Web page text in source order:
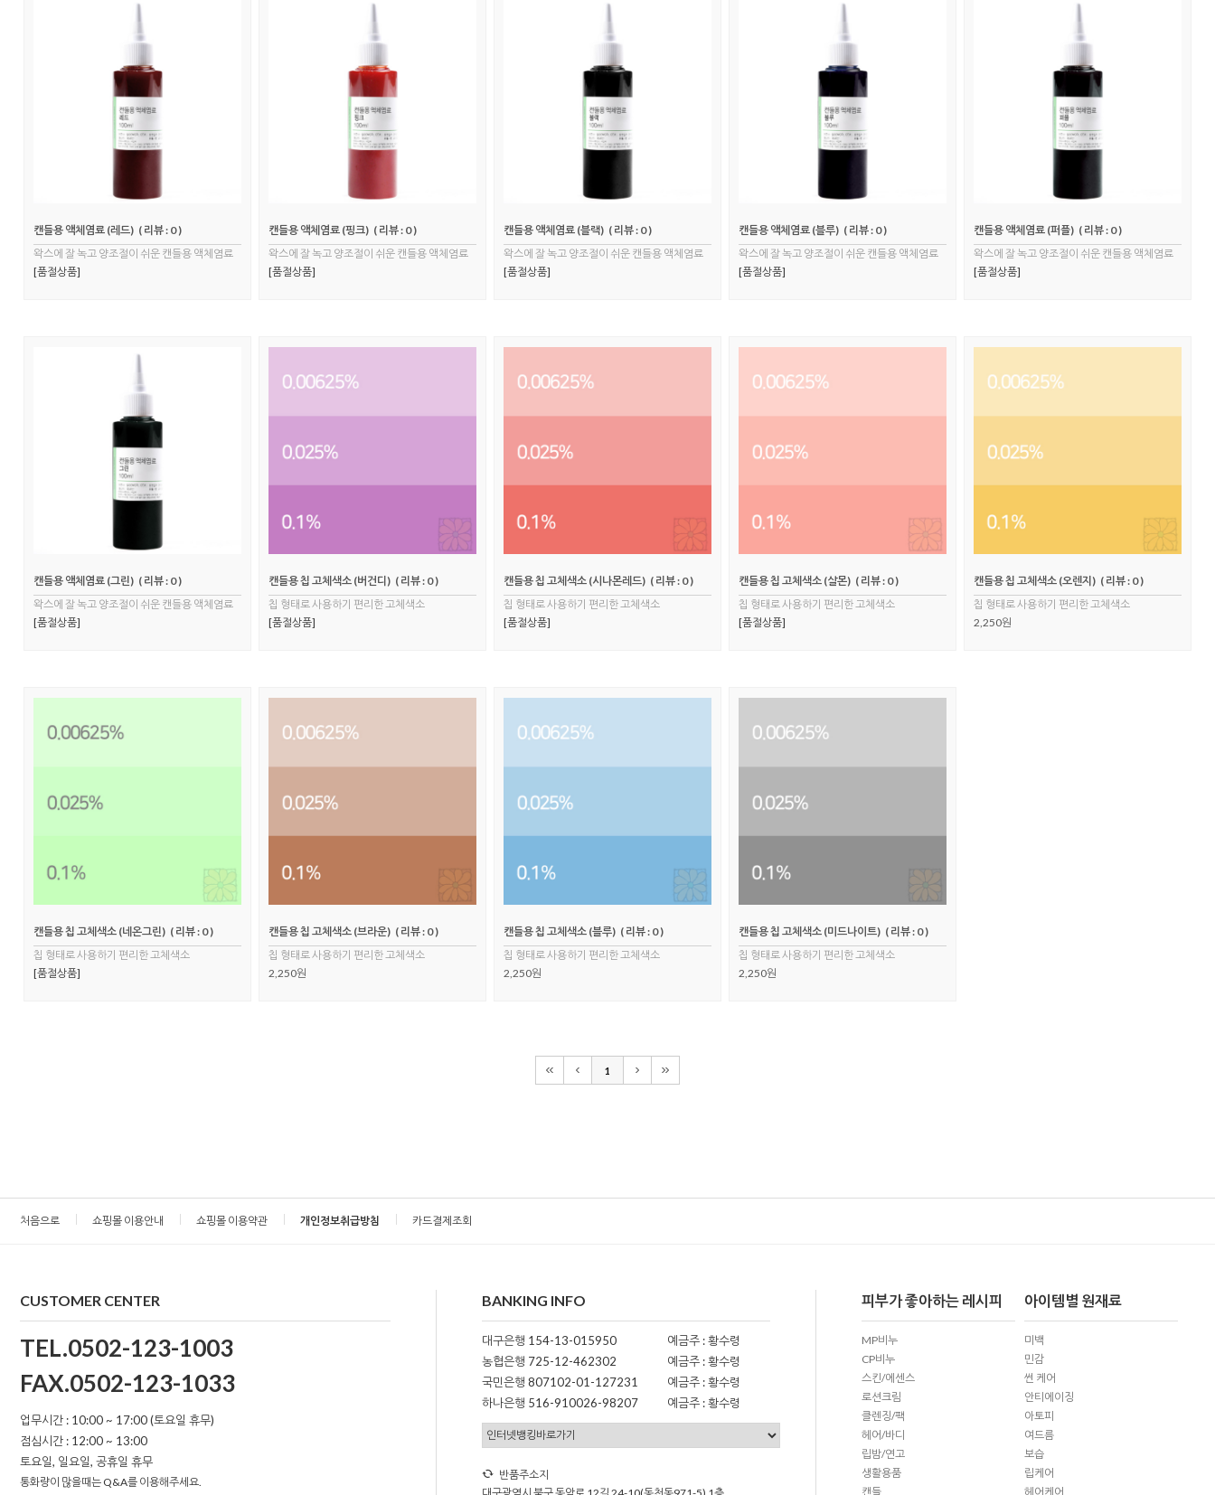
캔들용 액체염료 (레드) ( 리뷰 : 0 )
왁스에 잘 녹고 양조절이 쉬운 캔들용 액체염료
[품절상품]
캔들용 액체염료 (핑크) ( 리뷰 : 0 )
왁스에 잘 녹고 양조절이 쉬운 캔들용 액체염료
[품절상품]
캔들용 액체염료 (블랙) ( 리뷰 : 0 )
왁스에 잘 녹고 양조절이 쉬운 캔들용 액체염료
[품절상품]
캔들용 액체염료 (블루) ( 리뷰 : 0 )
왁스에 잘 녹고 양조절이 쉬운 캔들용 액체염료
[품절상품]
캔들용 액체염료 (퍼플) ( 리뷰 : 0 )
왁스에 잘 녹고 양조절이 쉬운 캔들용 액체염료
[품절상품]
캔들용 액체염료 (그린) ( 리뷰 : 0 )
왁스에 잘 녹고 양조절이 쉬운 캔들용 액체염료
[품절상품]
캔들용 칩 고체색소 (버건디) ( 리뷰 : 0 )
칩 형태로 사용하기 편리한 고체색소
[품절상품]
캔들용 칩 고체색소 (시나몬레드) ( 리뷰 : 0 )
칩 형태로 사용하기 편리한 고체색소
[품절상품]
캔들용 칩 고체색소 (살몬) ( 리뷰 : 0 )
칩 형태로 사용하기 편리한 고체색소
[품절상품]
캔들용 칩 고체색소 (오렌지) ( 리뷰 : 0 )
칩 형태로 사용하기 편리한 고체색소
2,250원
캔들용 칩 고체색소 (네온그린) ( 리뷰 : 0 )
칩 형태로 사용하기 편리한 고체색소
[품절상품]
캔들용 칩 고체색소 (브라운) ( 리뷰 : 0 )
칩 형태로 사용하기 편리한 고체색소
2,250원
캔들용 칩 고체색소 (블루) ( 리뷰 : 0 )
칩 형태로 사용하기 편리한 고체색소
2,250원
캔들용 칩 고체색소 (미드나이트) ( 리뷰 : 0 )
칩 형태로 사용하기 편리한 고체색소
2,250원
1
처음으로 쇼핑몰 이용안내 쇼핑몰 이용약관 개인정보취급방침 카드결제조회
CUSTOMER CENTER
TEL.0502-123-1003
FAX.0502-123-1033
업무시간 : 10:00 ~ 17:00 (토요일 휴무)
점심시간 : 12:00 ~ 13:00
토요일, 일요일, 공휴일 휴무
통화량이 많을때는 Q&A를 이용해주세요.
BANKING INFO
대구은행 154-13-015950
농협은행 725-12-462302
국민은행 807102-01-127231
하나은행 516-910026-98207
예금주 : 황수령
예금주 : 황수령
예금주 : 황수령
예금주 : 황수령
반품주소지
피부가 좋아하는 레시피
MP비누
CP비누
스킨/에센스
로션크림
클렌징/팩
헤어/바디
립밤/연고
생활용품
캔들
아이템별 원재료
미백
민감
썬 케어
안티에이징
아토피
여드름
보습
립케어
헤어케어